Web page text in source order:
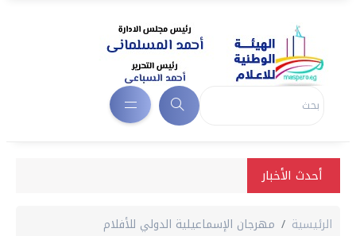
أحدث الأخبار
الرئيسية مهرجان الإسماعيلية الدولي للأفلام